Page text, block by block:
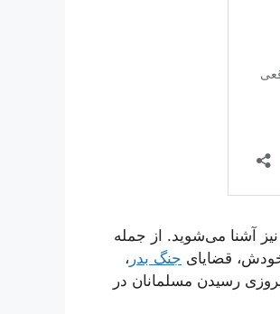
آشنا می‌شوید. از جمله
قضایای جنگ بدر ،
رسیدن مسلمانان در